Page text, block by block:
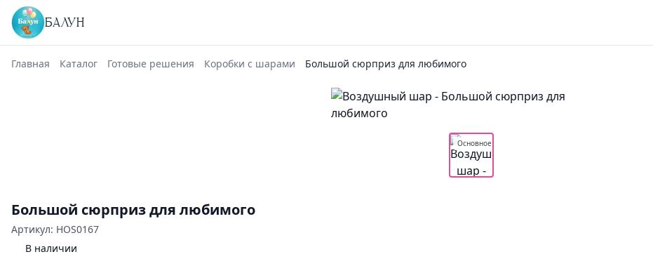
БАЛУН
Главная Каталог Готовые решения Коробки с шарами Большой сюрприз для любимого
Основное
Большой сюрприз для любимого
Артикул: HOS0167
В наличии